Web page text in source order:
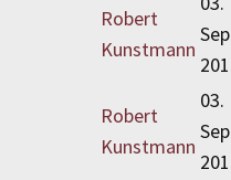
Robert
Kunstmann
Robert
Kunstmann
03.